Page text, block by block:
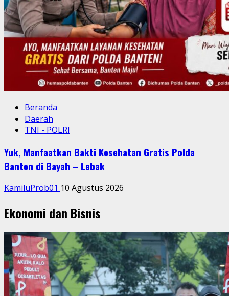
Beranda
Daerah
TNI - POLRI
Yuk, Manfaatkan Bakti Kesehatan Gratis Polda
Banten di Bayah – Lebak
KamiluProb01 10 Agustus 2026
Ekonomi dan Bisnis